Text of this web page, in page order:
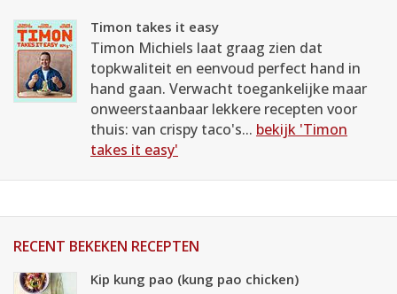
Timon takes it easy
Timon Michiels laat graag zien dat
topkwaliteit en eenvoud perfect hand in
hand gaan. Verwacht toegankelijke maar
onweerstaanbaar lekkere recepten voor
thuis: van crispy taco's... bekijk 'Timon
takes it easy'
RECENT BEKEKEN RECEPTEN
Kip kung pao (kung pao chicken)